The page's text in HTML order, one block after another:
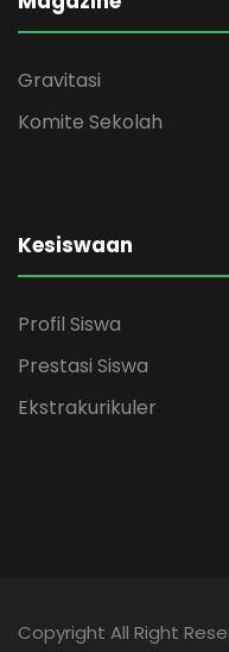
Gravitasi
Komite Sekolah
Kesiswaan
Profil Siswa
Prestasi Siswa
Ekstrakurikuler
Copyright All Right